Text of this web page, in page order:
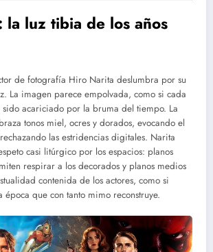
la luz tibia de los años
de fotografía Hiro Narita deslumbra por su
La imagen parece empolvada, como si cada
acariciado por la bruma del tiempo. La
tonos miel, ocres y dorados, evocando el
las estridencias digitales. Narita
casi litúrgico por los espacios: planos
respirar a los decorados y planos medios
contenida de los actores, como si
que con tanto mimo reconstruye.